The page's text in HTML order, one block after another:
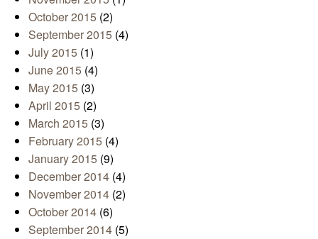
October 2015 (2)
September 2015 (4)
July 2015 (1)
June 2015 (4)
May 2015 (3)
April 2015 (2)
March 2015 (3)
February 2015 (4)
January 2015 (9)
December 2014 (4)
November 2014 (2)
October 2014 (6)
September 2014 (5)